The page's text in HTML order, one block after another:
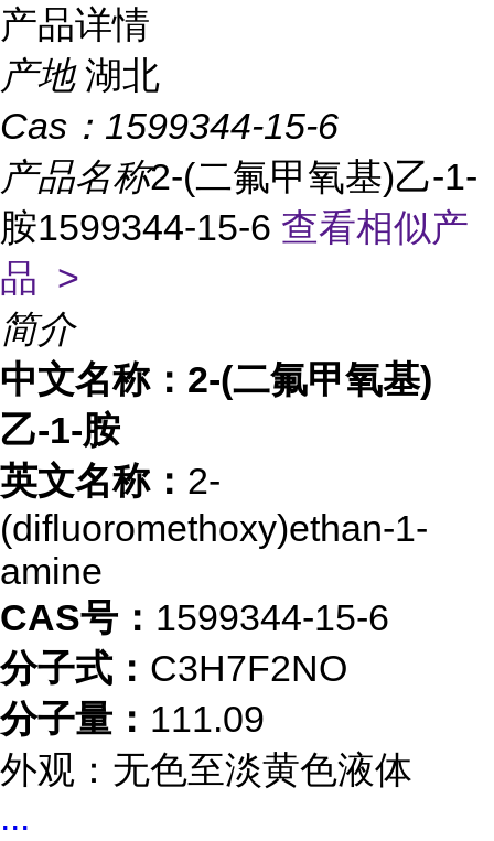
产品详情
产地 湖北
Cas： 1599344-15-6
产品名称2-(二氟甲氧基)乙-1-
胺1599344-15-6 查看相似产
品 >
简介
中文名称：2-(二氟甲氧基)
乙-1-胺
英文名称： 2-
(difluoromethoxy)ethan-1-
amine
CAS号： 1599344-15-6
分子式： C3H7F2NO
分子量： 111.09
外观：无色至淡黄色液体
...